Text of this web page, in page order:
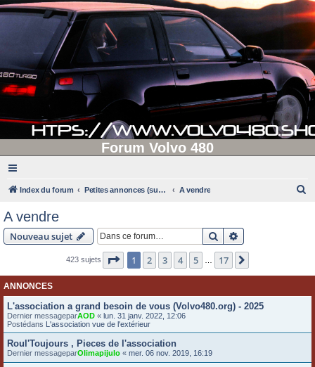
Forum Volvo 480
Index du forum Petites annonces (supprimées après 90 jours d'inactivité) A vendre
A vendre
Nouveau sujet Rechercher
423 sujets Page 1sur17
1 2 3 4 5 17
ANNONCES
L'association a grand besoin de vous (Volvo480.org) - 2025
Dernier messageparAOD « lun. 31 janv. 2022, 12:06
Postédans L'association vue de l'extérieur
Roul'Toujours , Pieces de l'association
Dernier messageparOlimapijulo « mer. 06 nov. 2019, 16:19